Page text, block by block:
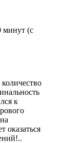
минут (с
к
оказаться